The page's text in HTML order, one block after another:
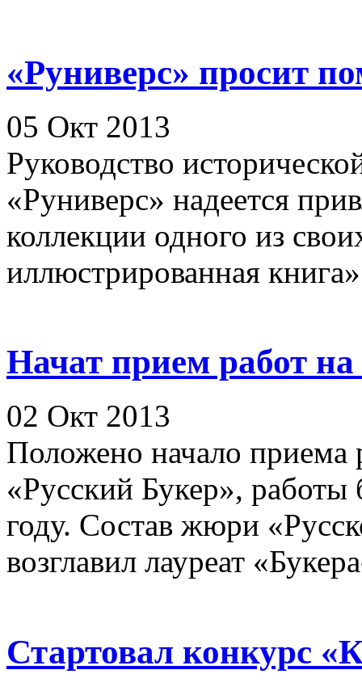
«Руниверс» просит
05 Окт 2013
Руководство
«Руниверс» надеется
коллекции одного из
иллюстрированная
Начат прием работ
02 Окт 2013
Положено начало приема
«Русский Букер», работы
году. Состав жюри
возглавил лауреат
Стартовал конкурс